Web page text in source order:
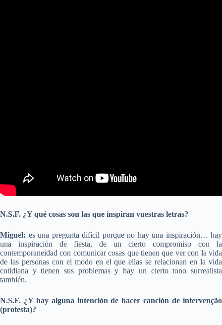
N.S.F. ¿Y qué cosas son las que inspiran vuestras letras?
Miguel: es una pregunta difícil porque no hay una inspiración… hay
una inspiración de fiesta, de un cierto compromiso con la
contemporaneidad con comunicar cosas que tienen que ver con la vida
de las personas con el modo en el que ellas se relacionan en la vida
cotidiana y tienen sus problemas y hay un cierto tono surrealista
también.
N.S.F. ¿Y hay alguna intención de hacer canción de intervenção
(protesta)?